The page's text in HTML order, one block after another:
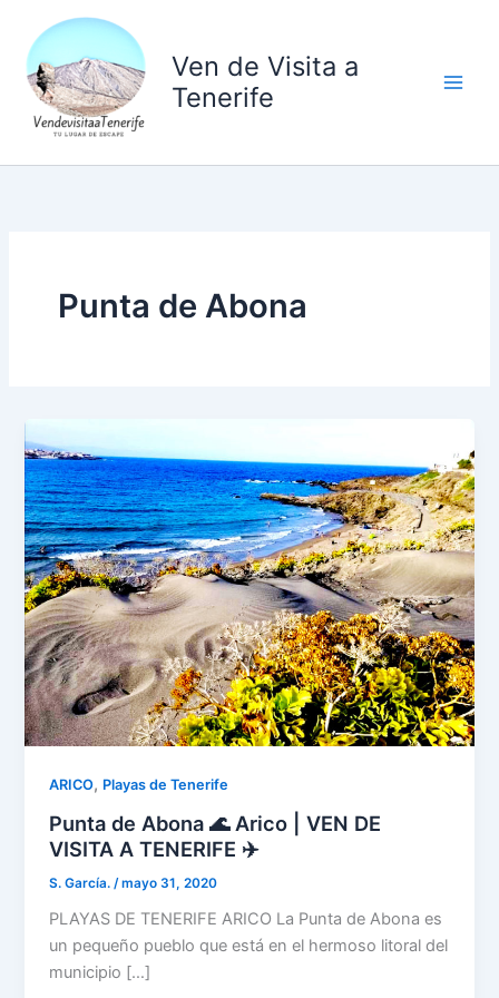
contenido
Ven de Visita a
Tenerife
Punta de Abona
ARICO, Playas de Tenerife
Punta de Abona 🌊 Arico | VEN DE
VISITA A TENERIFE ✈️
S. García. /mayo 31, 2020
PLAYAS DE TENERIFE ARICO La Punta de Abona es
un pequeño pueblo que está en el hermoso litoral del
municipio […]